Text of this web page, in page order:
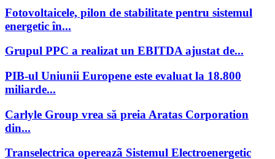
Fotovoltaicele, pilon de stabilitate pentru sistemul
energetic în...
Grupul PPC a realizat un EBITDA ajustat de...
PIB-ul Uniunii Europene este evaluat la 18.800
miliarde...
Carlyle Group vrea să preia Aratas Corporation
din...
Transelectrica opereazã Sistemul Electroenergetic